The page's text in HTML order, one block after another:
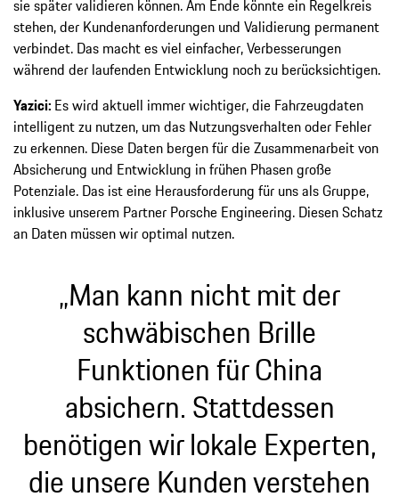
sie später validieren können. Am Ende könnte ein Regelkreis
stehen, der Kundenanforderungen und Validierung permanent
verbindet. Das macht es viel einfacher, Verbesserungen
während der laufenden Entwicklung noch zu berücksichtigen.
Yazici: Es wird aktuell immer wichtiger, die Fahrzeugdaten
intelligent zu nutzen, um das Nutzungsverhalten oder Fehler
zu erkennen. Diese Daten bergen für die Zusammenarbeit von
Absicherung und Entwicklung in frühen Phasen große
Potenziale. Das ist eine Herausforderung für uns als Gruppe,
inklusive unserem Partner Porsche Engineering. Diesen Schatz
an Daten müssen wir optimal nutzen.
„Man kann nicht mit der
schwäbischen Brille
Funktionen für China
absichern. Stattdessen
benötigen wir lokale Experten,
die unsere Kunden verstehen